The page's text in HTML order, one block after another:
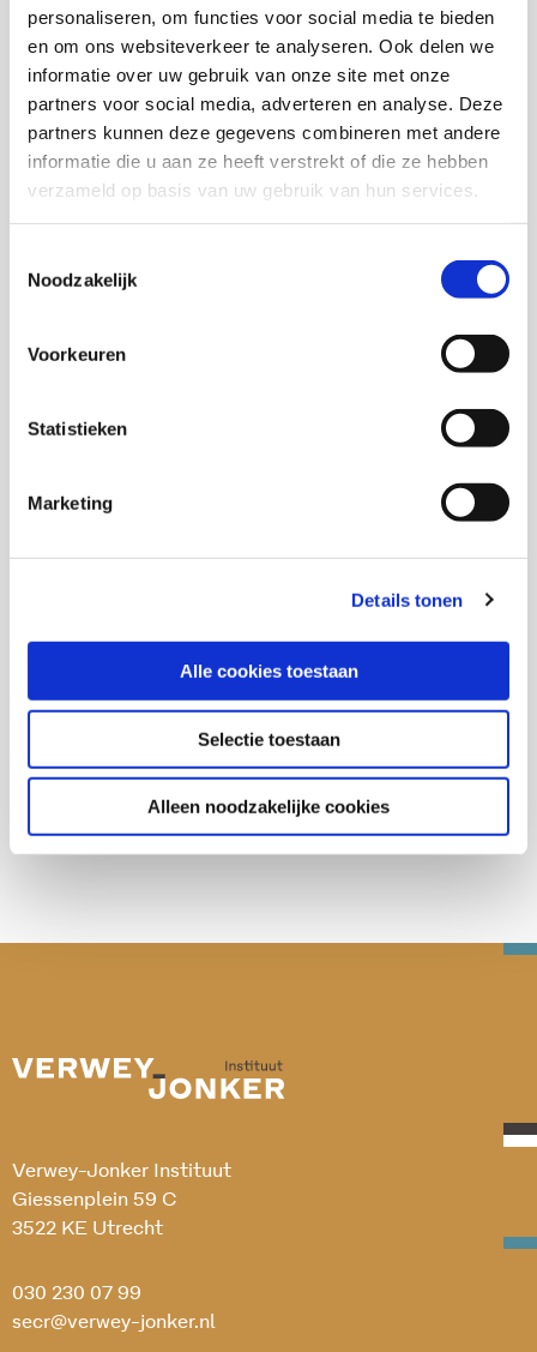
personaliseren, om functies voor social media te bieden
en om ons websiteverkeer te analyseren. Ook delen we
informatie over uw gebruik van onze site met onze
partners voor social media, adverteren en analyse. Deze
partners kunnen deze gegevens combineren met andere
informatie die u aan ze heeft verstrekt of die ze hebben
verzameld op basis van uw gebruik van hun services.
Noodzakelijk
Voorkeuren
Statistieken
Marketing
Details tonen
Alle cookies toestaan
Selectie toestaan
Alleen noodzakelijke cookies
in de beide gemeenten voor het samenleven in deze
streek.
Download deze publicatie
Onderzoekers
Astrid Huygen
Frans Spierings
Thema's
Deel deze publicatie op:
Verwey-Jonker Instituut
Giessenplein 59 C
3522 KE Utrecht
030 230 07 99
secr@verwey-jonker.nl